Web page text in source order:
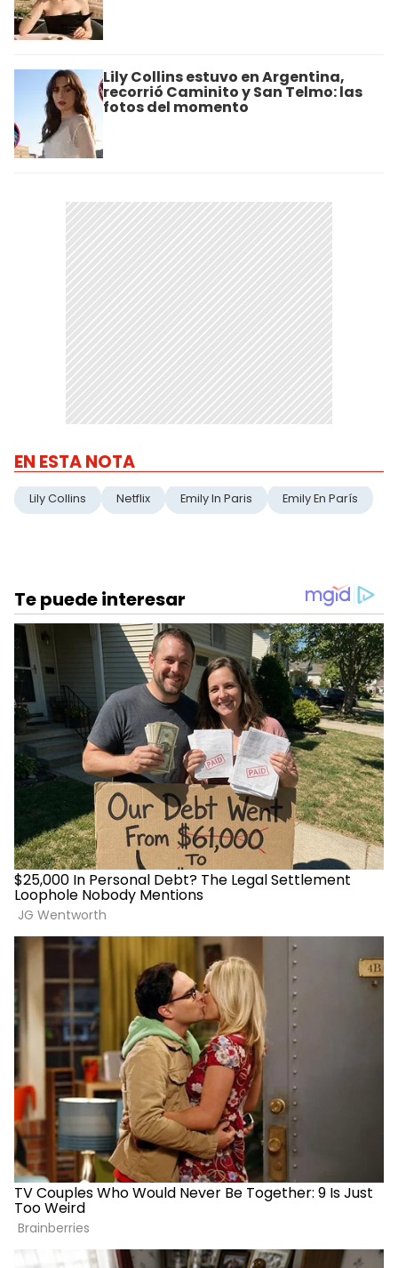
Lily Collins estuvo en Argentina,
recorrió Caminito y San Telmo: las
fotos del momento
EN ESTA NOTA
Lily Collins Netflix Emily In Paris Emily En París